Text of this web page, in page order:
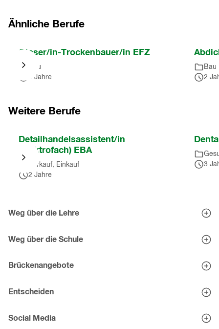
Ähnliche Berufe
springen
Gipser/in-Trockenbauer/in EFZ
Bau
3 Jahre
Bau
2
Karussell
Einträge)
Weitere Berufe
Karussell
springen
Einträge
Detailhandelsassistent/in
(Elektrofach) EBA
Verkauf, Einkauf
2 Jahre
3
springen
Einträge)
Weg über die Lehre
Eignungstests
Weg über die Schule
Mittelschul-Check
Brückenangebote
Entscheiden
Persönliche Beratung
Social Media